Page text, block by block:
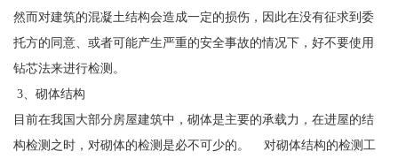
然而对建筑的混凝土结构会造成一定的损伤，因此在没有征求到委
托方的同意、或者可能产生严重的安全事故的情况下，好不要使用
钻芯法来进行检测。
3、砌体结构
目前在我国大部分房屋建筑中，砌体是主要的承载力，在进屋的结
构检测之时，对砌体的检测是必不可少的。 对砌体结构的检测工